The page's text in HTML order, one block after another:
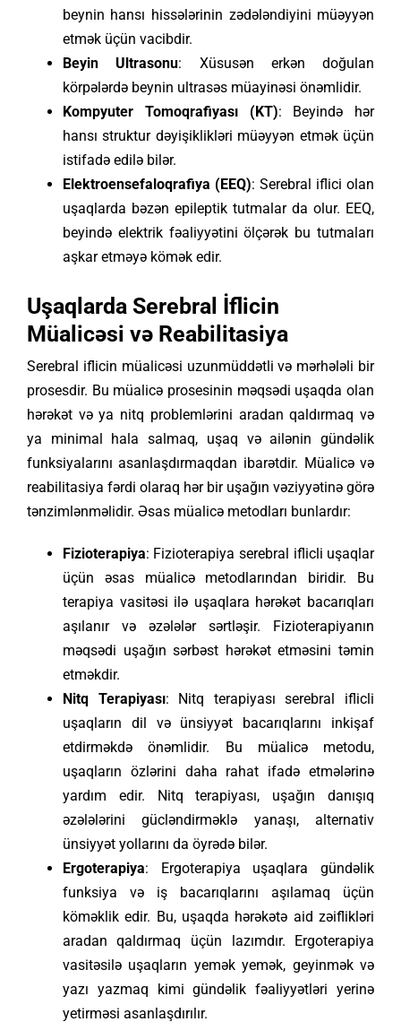
beynin hansı hissələrinin zədələndiyini müəyyən
etmək üçün vacibdir.
Beyin Ultrasonu: Xüsusən erkən doğulan
körpələrdə beynin ultrasəs müayinəsi önəmlidir.
Kompyuter Tomoqrafiyası (KT): Beyində hər
hansı struktur dəyişiklikləri müəyyən etmək üçün
istifadə edilə bilər.
Elektroensefaloqrafiya (EEQ): Serebral iflici olan
uşaqlarda bəzən epileptik tutmalar da olur. EEQ,
beyində elektrik fəaliyyətini ölçərək bu tutmaları
aşkar etməyə kömək edir.
Uşaqlarda Serebral İflicin
Müalicəsi və Reabilitasiya
Serebral iflicin müalicəsi uzunmüddətli və mərhələli bir
prosesdir. Bu müalicə prosesinin məqsədi uşaqda olan
hərəkət və ya nitq problemlərini aradan qaldırmaq və
ya minimal hala salmaq, uşaq və ailənin gündəlik
funksiyalarını asanlaşdırmaqdan ibarətdir. Müalicə və
reabilitasiya fərdi olaraq hər bir uşağın vəziyyətinə görə
tənzimlənməlidir. Əsas müalicə metodları bunlardır:
Fizioterapiya: Fizioterapiya serebral iflicli uşaqlar
üçün əsas müalicə metodlarından biridir. Bu
terapiya vasitəsi ilə uşaqlara hərəkət bacarıqları
aşılanır və əzələlər sərtləşir. Fizioterapiyanın
məqsədi uşağın sərbəst hərəkət etməsini təmin
etməkdir.
Nitq Terapiyası: Nitq terapiyası serebral iflicli
uşaqların dil və ünsiyyət bacarıqlarını inkişaf
etdirməkdə önəmlidir. Bu müalicə metodu,
uşaqların özlərini daha rahat ifadə etmələrinə
yardım edir. Nitq terapiyası, uşağın danışıq
əzələlərini gücləndirməklə yanaşı, alternativ
ünsiyyət yollarını da öyrədə bilər.
Ergoterapiya: Ergoterapiya uşaqlara gündəlik
funksiya və iş bacarıqlarını aşılamaq üçün
köməklik edir. Bu, uşaqda hərəkətə aid zəiflikləri
aradan qaldırmaq üçün lazımdır. Ergoterapiya
vasitəsilə uşaqların yemək yemək, geyinmək və
yazı yazmaq kimi gündəlik fəaliyyətləri yerinə
yetirməsi asanlaşdırılır.